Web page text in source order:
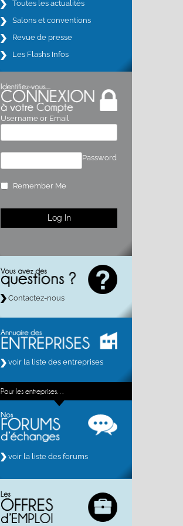
Toutes les actualités
Salons et conventions
Revue de presse
Les Flashs Infos
Username or Email
Password
Remember Me
Contactez-nous
voir la liste des entreprises
Pour les entreprises…
voir la liste des forums